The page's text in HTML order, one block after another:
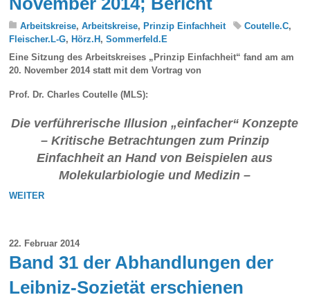
Arbeitskreise,Arbeitskreise, Prinzip Einfachheit Coutelle.C,
Fleischer.L-G, Hörz.H ,Sommerfeld.E
Eine Sitzung des Arbeitskreises „Prinzip Einfachheit“ fand am am
20. November 2014 statt mit dem Vortrag von
Prof. Dr. Charles Coutelle(MLS):
Die verführerische Illusion „einfacher“ Konzepte
– Kritische Betrachtungen zum Prinzip
Einfachheit an Hand von Beispielen aus
Molekularbiologie und Medizin –
WEITER
22. Februar 2014
Band 31 der Abhandlungen der
Leibniz-Sozietät erschienen